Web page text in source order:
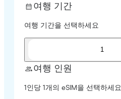
여행 기간
여행 기간을 선택하세요
1
여행 인원
1인당 1개의 eSIM을 선택하세요